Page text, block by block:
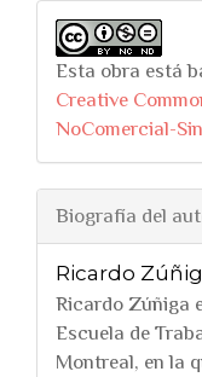
Esta obra está
Creative
NoComercial-
Biografía del
Ricardo
Ricardo Zúñiga
Escuela de
Montreal, en la